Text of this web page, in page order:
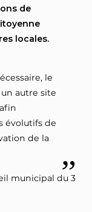
de
locales.
le
autre site
évolutifs de
de la
municipal du 3